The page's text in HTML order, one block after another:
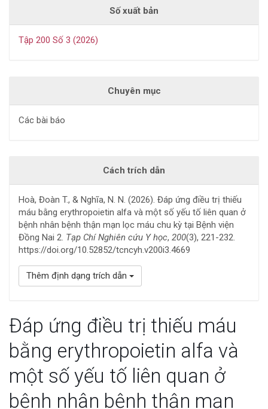
Số xuất bản
Tập 200 Số 3 (2026)
Chuyên mục
Các bài báo
Cách trích dẫn
Hoà, Đoàn T., & Nghĩa, N. N. (2026). Đáp ứng điều trị thiếu
máu bằng erythropoietin alfa và một số yếu tố liên quan ở
bệnh nhân bệnh thận mạn lọc máu chu kỳ tại Bệnh viện
Đồng Nai 2. Tạp Chí Nghiên cứu Y học, 200(3), 221-232.
https://doi.org/10.52852/tcncyh.v200i3.4669
Thêm định dạng trích dẫn
Đáp ứng điều trị thiếu máu
bằng erythropoietin alfa và
một số yếu tố liên quan ở
bệnh nhân bệnh thận mạn